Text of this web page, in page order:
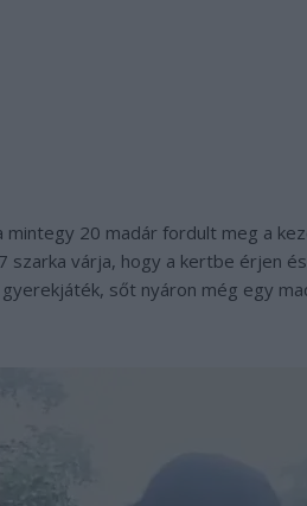
mintegy 20 madár fordult meg a
várja, hogy a kertbe érjen
sőt nyáron még egy